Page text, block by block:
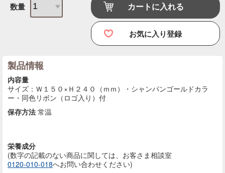
数量 カートに入れる
お気に入り登録
製品情報
内容量
サイズ：Ｗ１５０×Ｈ２４０（ｍｍ）・シャンパンゴールドカラ
ー・同色リボン（ロゴ入り）付
保存方法 常温
栄養成分
(数字の記載のない商品に関しては、お客さま相談室
0120-010-018へお問い合わせください)